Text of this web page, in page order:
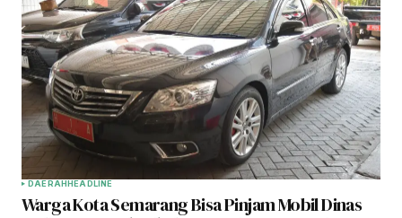
DAERAHHEADLINE
Warga Kota Semarang Bisa Pinjam Mobil Dinas